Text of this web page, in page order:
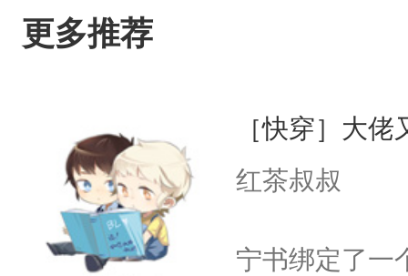
更多推荐
［快穿］大
红茶叔叔
宁书绑定了一